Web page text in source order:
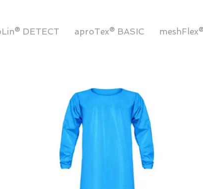
DETECT aproTex® BASIC